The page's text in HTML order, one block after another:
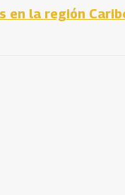
en la región